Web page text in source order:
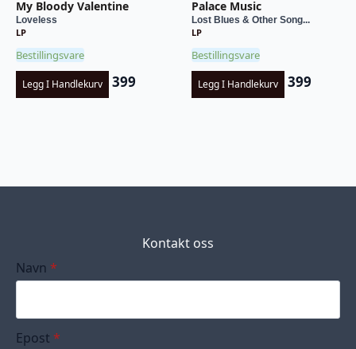
My Bloody Valentine
Loveless
LP
Bestillingsvare
Legg I Handlekurv 399
Palace Music
Lost Blues & Other Song...
LP
Bestillingsvare
Legg I Handlekurv 399
Kontakt oss
Navn *
Epost *